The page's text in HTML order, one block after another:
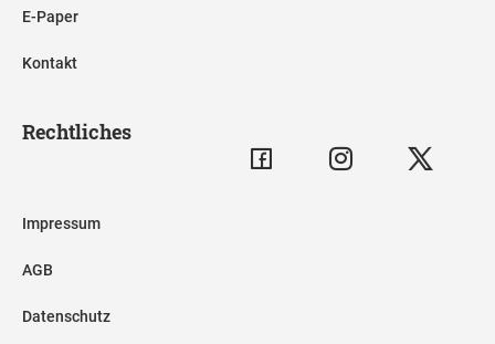
E-Paper
Kontakt
Rechtliches
Impressum
AGB
Datenschutz